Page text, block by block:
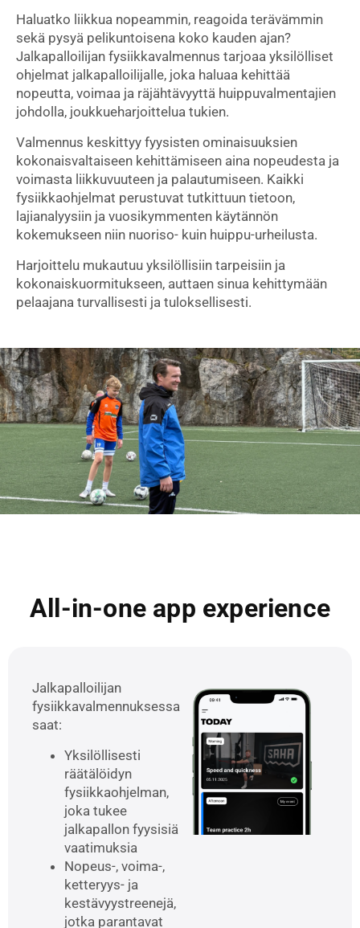
Haluatko liikkua nopeammin, reagoida terävämmin
sekä pysyä pelikuntoisena koko kauden ajan?
Jalkapalloilijan fysiikkavalmennus tarjoaa yksilölliset
ohjelmat jalkapalloilijalle, joka haluaa kehittää
nopeutta, voimaa ja räjähtävyyttä huippuvalmentajien
johdolla, joukkueharjoittelua tukien.
Valmennus keskittyy fyysisten ominaisuuksien
kokonaisvaltaiseen kehittämiseen aina nopeudesta ja
voimasta liikkuvuuteen ja palautumiseen. Kaikki
fysiikkaohjelmat perustuvat tutkittuun tietoon,
lajianalyysiin ja vuosikymmenten käytännön
kokemukseen niin nuoriso- kuin huippu-urheilusta.
Harjoittelu mukautuu yksilöllisiin tarpeisiin ja
kokonaiskuormitukseen, auttaen sinua kehittymään
pelaajana turvallisesti ja tuloksellisesti.
All-in-one app experience
Jalkapalloilijan
fysiikkavalmennuksessa
saat:
Yksilöllisesti
räätälöidyn
fysiikkaohjelman,
joka tukee
jalkapallon fyysisiä
vaatimuksia
Nopeus-, voima-,
ketteryys- ja
kestävyystreenejä,
jotka parantavat